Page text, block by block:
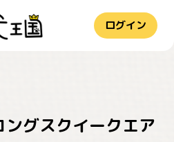
ログイン
グスクイークエア